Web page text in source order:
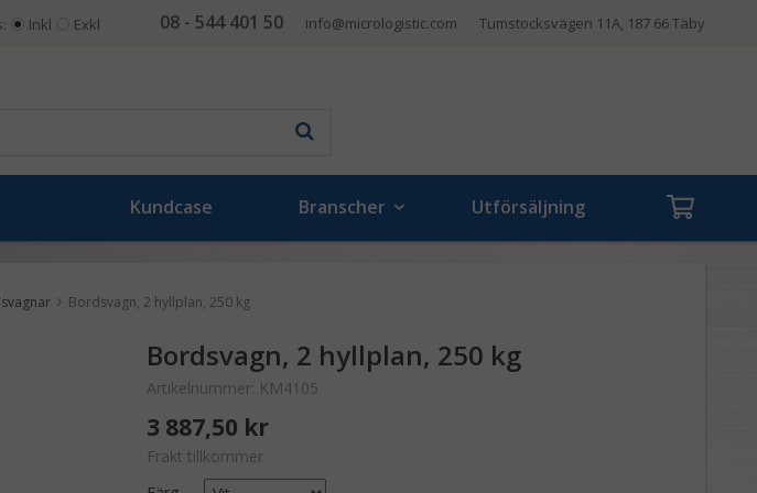
08 - 544 401 50 info@micrologistic.com Tumstocksvägen 11A, 187 66 Täby
Inkl Exkl
Kundcase Branscher Utförsäljning
Bordsvagn, 2 hyllplan, 250 kg
Bordsvagn, 2 hyllplan, 250 kg
Artikelnummer: KM4105
3 887,50 kr
Frakt tillkommer